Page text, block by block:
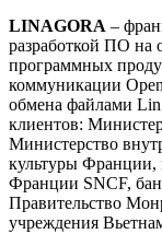
LINAGORA –
разработкой ПО на
программных
коммуникации
обмена файлами
клиентов:
Министерство
культуры Франции,
Франции SNCF,
Правительство
учреждения